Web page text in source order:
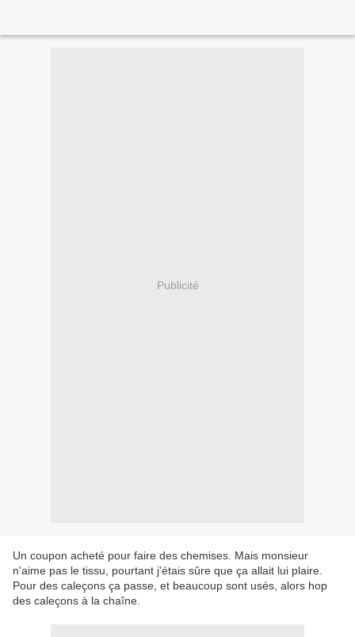
Publicité
Un coupon acheté pour faire des chemises. Mais monsieur
n'aime pas le tissu, pourtant j'étais sûre que ça allait lui plaire.
Pour des caleçons ça passe, et beaucoup sont usés, alors hop
des caleçons à la chaîne.